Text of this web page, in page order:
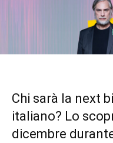
Chi sarà la next
italiano? Lo
dicembre